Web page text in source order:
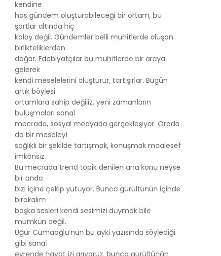
kendine
has gündem oluşturabileceği bir ortam, bu
şartlar altında hiç
kolay değil. Gündemler belli muhitlerde oluşan
birlikteliklerden
doğar. Edebiyatçılar bu muhitlerde bir araya
gelerek
kendi meselelerini oluşturur, tartışırlar. Bugün
artık böylesi
ortamlara sahip değiliz, yeni zamanların
buluşmaları sanal
mecrada, sosyal medyada gerçekleşiyor. Orada
da bir meseleyi
sağlıklı bir şekilde tartışmak, konuşmak maalesef
imkânsız.
Bu mecrada trend topik denilen ana konu neyse
bir anda
bizi içine çekip yutuyor. Bunca gürültünün içinde
bırakalım
başka sesleri kendi sesimizi duymak bile
mümkün değil.
Uğur Cumaoğlu’nun bu ayki yazısında söylediği
gibi sanal
evrende hayat izi arıyoruz, bunca gürültünün